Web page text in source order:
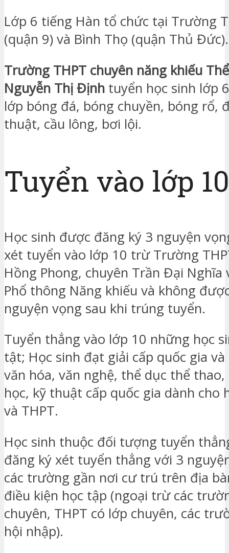
Lớp 6 tiếng Hàn tổ chức tại Trường
(quận 9) và Bình Thọ (quận Thủ Đức).
Trường THPT chuyên năng khiếu
Nguyễn Thị Định tuyển học sinh lớp
lớp bóng đá, bóng chuyền, bóng rổ,
thuật, cầu lông, bơi lội.
Tuyển vào lớp 10
Học sinh được đăng ký 3 nguyện
xét tuyển vào lớp 10 trừ Trường
Hồng Phong, chuyên Trần Đại Nghĩa
Phổ thông Năng khiếu và không
nguyện vọng sau khi trúng tuyển.
Tuyển thẳng vào lớp 10 những học
tật; Học sinh đạt giải cấp quốc gia
văn hóa, văn nghệ, thể dục thể
học, kỹ thuật cấp quốc gia dành cho
và THPT.
Học sinh thuộc đối tượng tuyển
đăng ký xét tuyển thẳng với 3
các trường gần nơi cư trú trên địa
điều kiện học tập (ngoại trừ các
chuyên, THPT có lớp chuyên, các
hội nhập).